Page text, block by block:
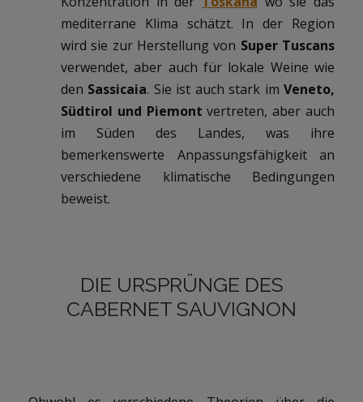
mediterrane Klima schätzt. In der Region
wird sie zur Herstellung von Super Tuscans
verwendet, aber auch für lokale Weine wie
den Sassicaia. Sie ist auch stark imVeneto,
Südtirol und Piemont vertreten, aber auch
im Süden des Landes, was ihre
bemerkenswerte Anpassungsfähigkeit an
verschiedene klimatische Bedingungen
beweist.
DIE URSPRÜNGE DES
CABERNET SAUVIGNON